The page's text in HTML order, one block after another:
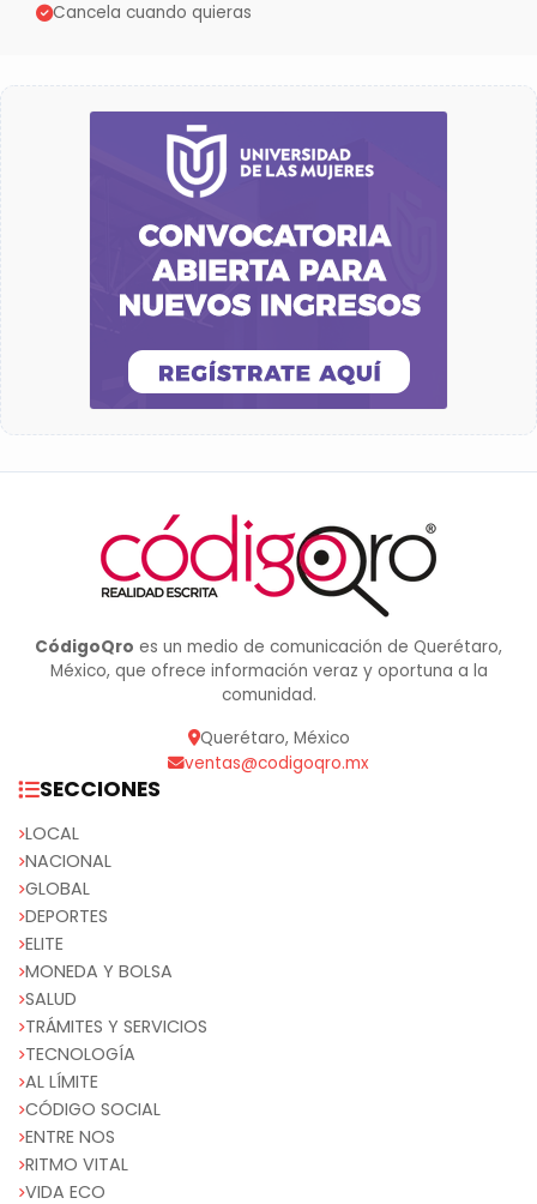
Cancela cuando quieras
CódigoQro es un medio de comunicación de Querétaro,
México, que ofrece información veraz y oportuna a la
comunidad.
Querétaro, México
ventas@codigoqro.mx
SECCIONES
LOCAL
NACIONAL
GLOBAL
DEPORTES
ELITE
MONEDA Y BOLSA
SALUD
TRÁMITES Y SERVICIOS
TECNOLOGÍA
AL LÍMITE
CÓDIGO SOCIAL
ENTRE NOS
RITMO VITAL
VIDA ECO